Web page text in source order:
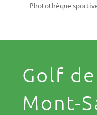
Photothèque
Golf
Mont-